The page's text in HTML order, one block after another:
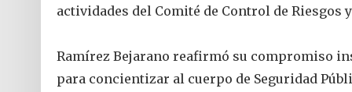
actividades del Comité de Control de
‎Ramírez Bejarano reafirmó su compromiso
para concientizar al cuerpo de Seguridad